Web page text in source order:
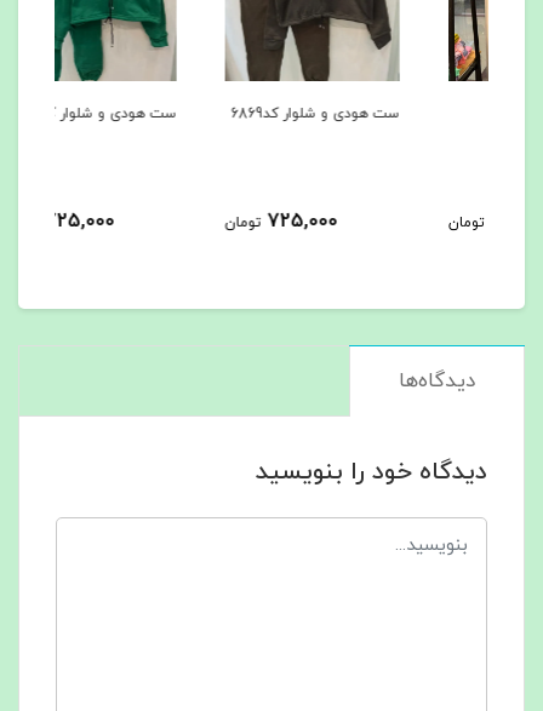
ست هودی و شلوار کد6869
تومان
ست هودی و شلوار کد6867
تومان
دیدگاه‌ها
دیدگاه خود را بنویسید